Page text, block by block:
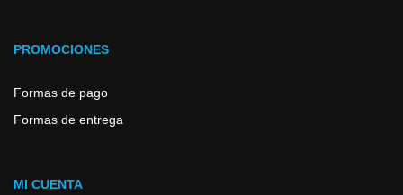
PROMOCIONES
Formas de pago
Formas de entrega
MI CUENTA